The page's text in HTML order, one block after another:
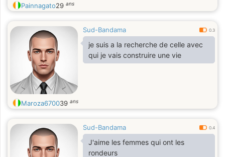
Painnagato29 ans
Sud-Bandama 0.3
je suis a la recherche de celle avec
qui je vais construire une vie
Maroza670039 ans
Sud-Bandama 0.4
J'aime les femmes qui ont les
rondeurs